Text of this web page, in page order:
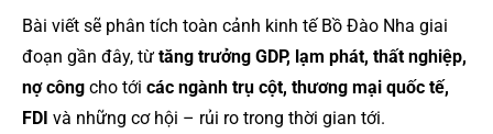
Bài viết sẽ phân tích toàn cảnh kinh tế Bồ Đào Nha giai
đoạn gần đây, từ tăng trưởng GDP, lạm phát, thất nghiệp,
nợ công cho tới các ngành trụ cột, thương mại quốc tế,
FDI và những cơ hội – rủi ro trong thời gian tới.